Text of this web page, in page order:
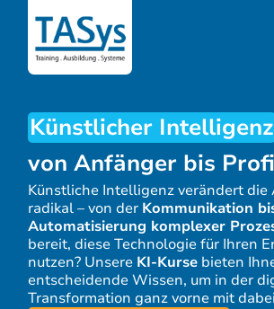
Künstlicher Intelligenz
von Anfänger bis
Künstliche Intelligenz verändert
radikal – von der Kommunikation
Automatisierung komplexer
bereit, diese Technologie für Ihren
nutzen? Unsere KI-Kurse bieten
entscheidende Wissen, um in der
Transformation ganz vorne mit